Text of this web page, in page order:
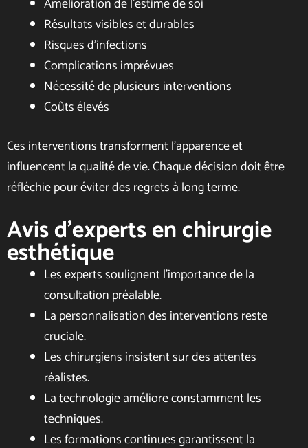
Résultats visibles et durables
Risques d’infections
Complications imprévues
Nécessité de plusieurs interventions
Coûts élevés
Ces interventions transforment l’apparence et
influencent la qualité de vie. Chaque décision doit être
réfléchie pour éviter des regrets à long terme.
Avis d’experts en chirurgie
esthétique
Les experts soulignent l’importance de la
consultation préalable.
La personnalisation des interventions reste
cruciale.
Les chirurgiens insistent sur des attentes
réalistes.
La technologie améliore constamment les
techniques.
Les formations continues garantissent la